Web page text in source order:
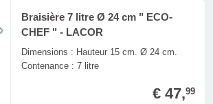
Braisière 7 litre Ø 24 cm " ECO-
CHEF " - LACOR
Dimensions : Hauteur 15 cm. Ø 24 cm.
Contenance : 7 litre
€ 47,99